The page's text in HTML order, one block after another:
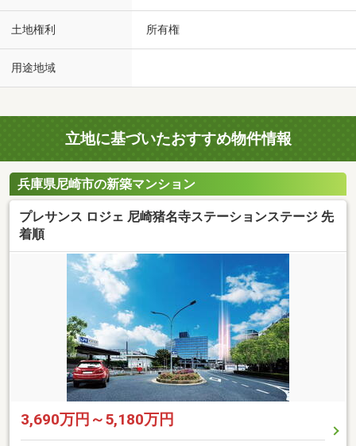
土地権利 所有権
用途地域
立地に基づいたおすすめ物件情報
兵庫県尼崎市の新築マンション
プレサンス ロジェ 尼崎猪名寺ステーションステージ 先
着順
3,690万円～5,180万円